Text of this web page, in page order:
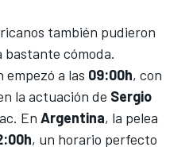
también pudieron
bastante cómoda.
empezó a las 09:00h, con
la actuación de Sergio
. En Argentina, la pelea
, un horario perfecto